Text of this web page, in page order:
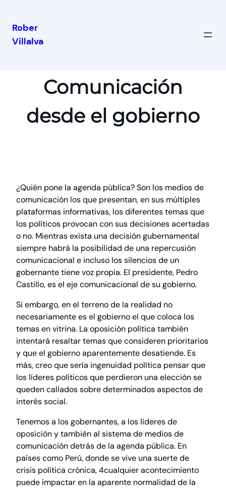
Rober
Villalva
Comunicación
desde el gobierno
¿Quién pone la agenda pública? Son los medios de
comunicación los que presentan, en sus múltiples
plataformas informativas, los diferentes temas que
los políticos provocan con sus decisiones acertadas
o no. Mientras exista una decisión gubernamental
siempre habrá la posibilidad de una repercusión
comunicacional e incluso los silencios de un
gobernante tiene voz propia. El presidente, Pedro
Castillo, es el eje comunicacional de su gobierno.
Si embargo, en el terreno de la realidad no
necesariamente es el gobierno el que coloca los
temas en vitrina. La oposición política también
intentará resaltar temas que consideren prioritarios
y que el gobierno aparentemente desatiende. Es
más, creo que sería ingenuidad política pensar que
los líderes políticos que perdieron una elección se
queden callados sobre determinados aspectos de
interés social.
Tenemos a los gobernantes, a los líderes de
oposición y también al sistema de medios de
comunicación detrás de la agenda pública. En
países como Perú, donde se vive una suerte de
crisis política crónica, 4cualquier acontecimiento
puede impactar en la aparente normalidad de la